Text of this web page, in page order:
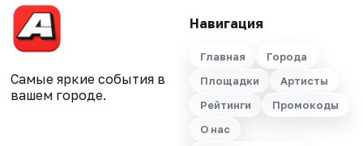
Самые яркие события в
вашем городе.
Навигация
Главная
Города
Площадки
Артисты
Рейтинги
Промокоды
О нас